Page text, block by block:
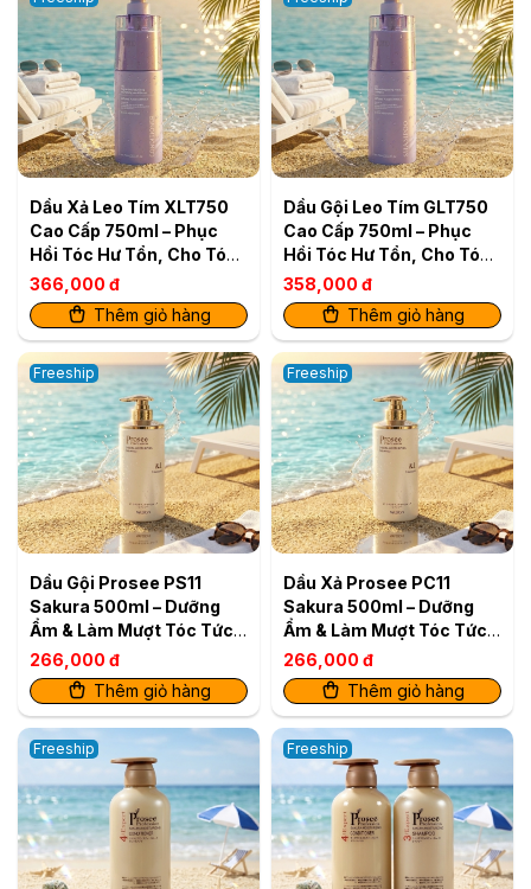
Dầu Xả Leo Tím XLT750
Cao Cấp 750ml – Phục
Hồi Tóc Hư Tổn, Cho Tóc
Mềm Mượt
366,000 đ
Thêm giỏ hàng
Dầu Gội Leo Tím GLT750
Cao Cấp 750ml – Phục
Hồi Tóc Hư Tổn, Cho Tóc
Mềm Mượt
358,000 đ
Thêm giỏ hàng
Freeship
Dầu Gội Prosee PS11
Sakura 500ml – Dưỡng
Ẩm & Làm Mượt Tóc Tức
Thì
266,000 đ
Thêm giỏ hàng
Freeship
Dầu Xả Prosee PC11
Sakura 500ml – Dưỡng
Ẩm & Làm Mượt Tóc Tức
Thì
266,000 đ
Thêm giỏ hàng
Freeship Freeship